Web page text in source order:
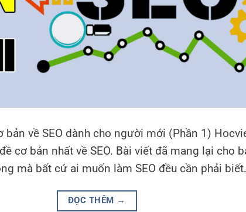
bản về SEO dành cho người mới (Phần 1)
cơ bản nhất về SEO. Bài viết đã mang lại cho
mà bất cứ ai muốn làm SEO đều cần phải
ĐỌC THÊM →